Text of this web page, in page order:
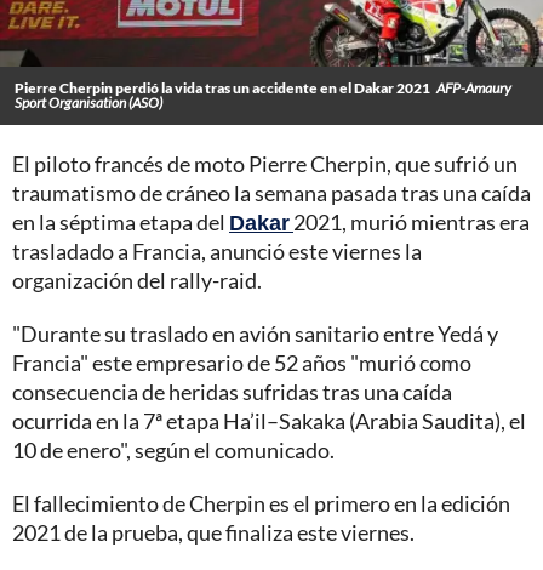
Pierre Cherpin perdió la vida tras un accidente en el Dakar 2021 AFP-Amaury
Sport Organisation (ASO)
El piloto francés de moto Pierre Cherpin, que sufrió un
traumatismo de cráneo la semana pasada tras una caída
en la séptima etapa del Dakar2021, murió mientras era
trasladado a Francia, anunció este viernes la
organización del rally-raid.
"Durante su traslado en avión sanitario entre Yedá y
Francia" este empresario de 52 años "murió como
consecuencia de heridas sufridas tras una caída
ocurrida en la 7ª etapa Ha’il–Sakaka (Arabia Saudita), el
10 de enero", según el comunicado.
El fallecimiento de Cherpin es el primero en la edición
2021 de la prueba, que finaliza este viernes.